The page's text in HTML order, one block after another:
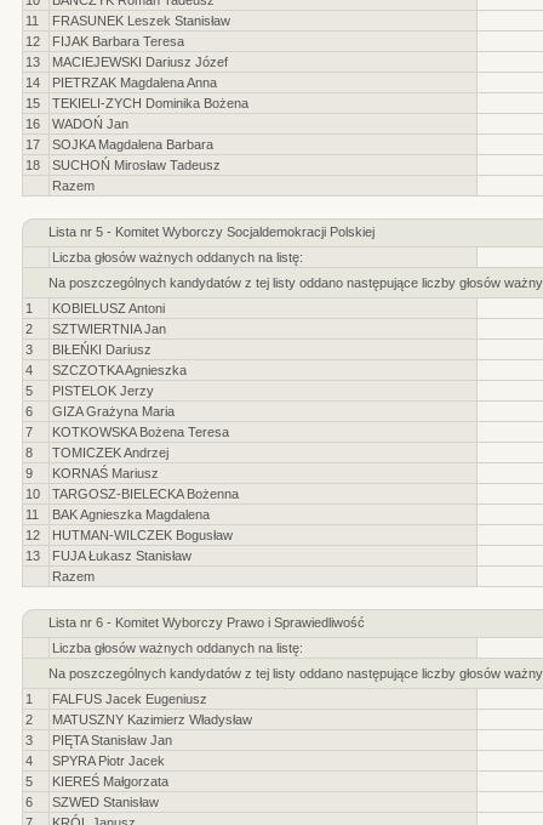
11
FRASUNEK Leszek Stanisław
12
FIJAK Barbara Teresa
13
MACIEJEWSKI Dariusz Józef
14
PIETRZAK Magdalena Anna
15
TEKIELI-ZYCH Dominika Bożena
16
WADOŃ Jan
17
SOJKA Magdalena Barbara
18
SUCHOŃ Mirosław Tadeusz
Razem
Lista nr 5 - Komitet Wyborczy Socjaldemokracji Polskiej
Liczba głosów ważnych oddanych na listę:
Na poszczególnych kandydatów z tej listy oddano następujące liczby głosów
1
KOBIELUSZ Antoni
2
SZTWIERTNIA Jan
3
BIŁEŃKI Dariusz
4
SZCZOTKA Agnieszka
5
PISTELOK Jerzy
6
GIZA Grażyna Maria
7
KOTKOWSKA Bożena Teresa
8
TOMICZEK Andrzej
9
KORNAŚ Mariusz
10
TARGOSZ-BIELECKA Bożenna
11
BAK Agnieszka Magdalena
12
HUTMAN-WILCZEK Bogusław
13
FUJA Łukasz Stanisław
Razem
Lista nr 6 - Komitet Wyborczy Prawo i Sprawiedliwość
Liczba głosów ważnych oddanych na listę:
Na poszczególnych kandydatów z tej listy oddano następujące liczby głosów
1
FALFUS Jacek Eugeniusz
2
MATUSZNY Kazimierz Władysław
3
PIĘTA Stanisław Jan
4
SPYRA Piotr Jacek
5
KIEREŚ Małgorzata
6
SZWED Stanisław